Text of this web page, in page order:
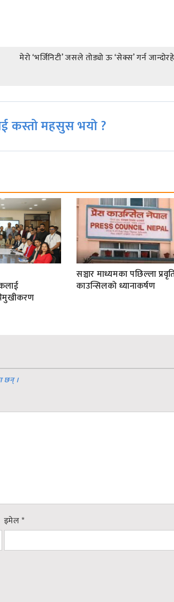
मेरो ‘भर्जिनिटी’ जसले तोड्यो ऊ ‘सेक्स’ गर्न
कस्तो महसुस भयो ?
सञ्चार माध्यमका पछिल्ला
काउन्सिलको ध्यानाकर्षण
छन् ।
इमेल*